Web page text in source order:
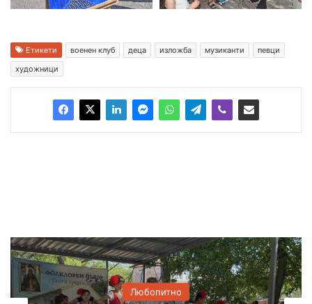
Етикети военен клуб деца изложба музиканти
певци
художници
Любопитно